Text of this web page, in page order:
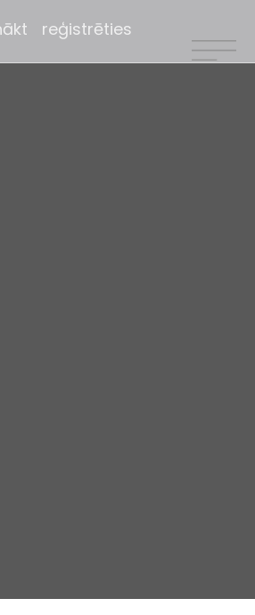
reģistrēties